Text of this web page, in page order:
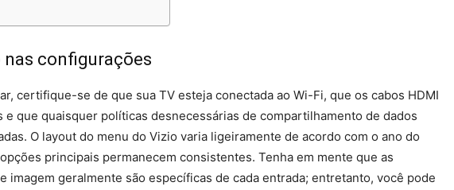
nas configurações
certifique-se de que sua TV esteja conectada ao Wi-Fi, que os cabos HDMI
e que quaisquer políticas desnecessárias de compartilhamento de dados
O layout do menu do Vizio varia ligeiramente de acordo com o ano do
principais permanecem consistentes. Tenha em mente que as
imagem geralmente são específicas de cada entrada; entretanto, você pode